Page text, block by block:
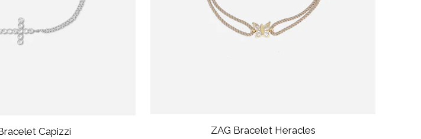
Capizzi ZAG Bracelet Heracles